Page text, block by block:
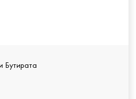
Бутирата